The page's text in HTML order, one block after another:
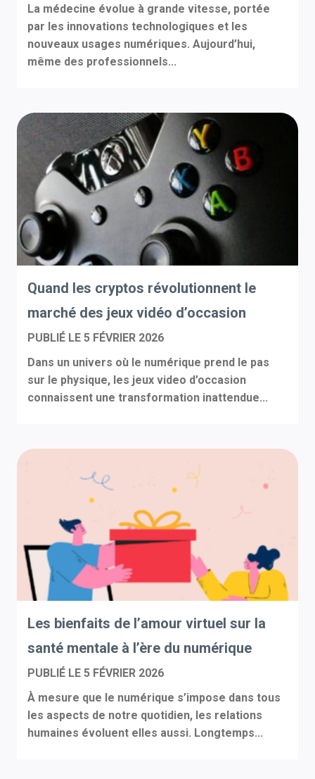
La médecine évolue à grande vitesse, portée
par les innovations technologiques et les
nouveaux usages numériques. Aujourd’hui,
même des professionnels...
Quand les cryptos révolutionnent le
marché des jeux vidéo d’occasion
PUBLIÉ LE 5 FÉVRIER 2026
Dans un univers où le numérique prend le pas
sur le physique, les jeux video d’occasion
connaissent une transformation inattendue...
Les bienfaits de l’amour virtuel sur la
santé mentale à l’ère du numérique
PUBLIÉ LE 5 FÉVRIER 2026
À mesure que le numérique s’impose dans tous
les aspects de notre quotidien, les relations
humaines évoluent elles aussi. Longtemps...